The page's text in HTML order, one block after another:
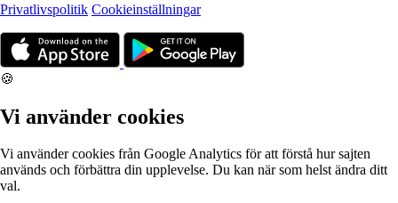
Privatlivspolitik Cookieinställningar
🍪
Vi använder cookies
Vi använder cookies från Google Analytics för att förstå hur sajten
används och förbättra din upplevelse. Du kan när som helst ändra ditt
val.